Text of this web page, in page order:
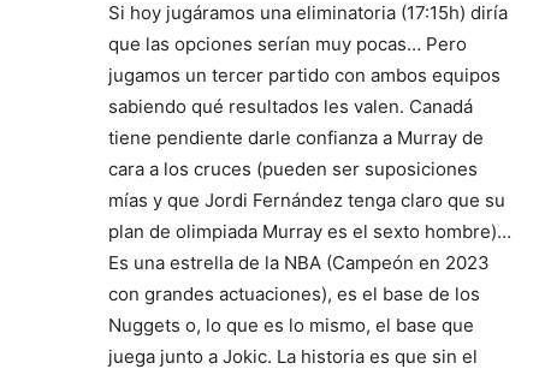
Si hoy jugáramos una eliminatoria (17:15h) diría
que las opciones serían muy pocas… Pero
jugamos un tercer partido con ambos equipos
sabiendo qué resultados les valen. Canadá
tiene pendiente darle confianza a Murray de
cara a los cruces (pueden ser suposiciones
mías y que Jordi Fernández tenga claro que su
plan de olimpiada Murray es el sexto hombre)…
Es una estrella de la NBA (Campeón en 2023
con grandes actuaciones), es el base de los
Nuggets o, lo que es lo mismo, el base que
juega junto a Jokic. La historia es que sin el